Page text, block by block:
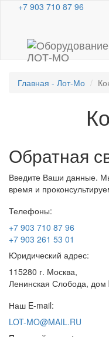
+7 903 710 87 96
Главная - Лот-Мо
Обратная
Введите Ваши данные.
время и
Телефоны:
+7 903 710 87 96
+7 903 261 53 01
Юридический адрес:
115280 г. Москва,
Ленинская Слобода,
Наш E-mail:
LOT-MO@MAIL.RU